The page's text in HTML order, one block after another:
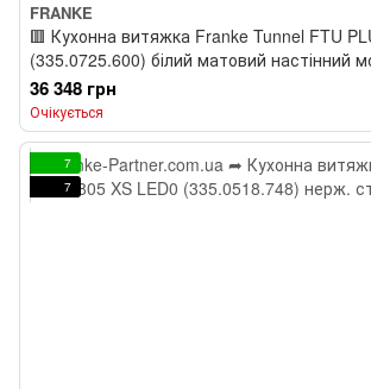
FRANKE
🟥 Кухонна витяжка Franke Tunnel FTU
(335.0725.600) білий матовий настінний
36 348 грн
Очікується
7
7